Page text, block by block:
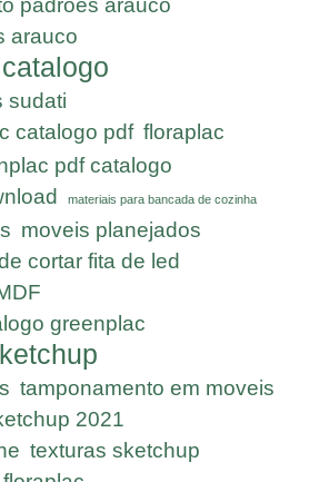
padrões arauco
arauco
sudati
catalogo pdf floraplac
pdf catalogo
materiais para bancada de cozinha
moveis planejados
cortar fita de led
greenplac
tamponamento em moveis
2021
texturas sketchup